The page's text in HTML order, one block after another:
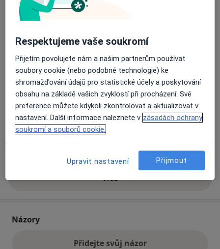
Sam. ord. lékaře spec. - oční
náměstí T. G. Masaryka 30,
Přiblížit mapuse otevře v nové záložce
Dostupnost
Na této adrese online kalendář není aktivní
Co mám v takové situaci udělat?
Způsoby platby (soukromé návštěvy)
Víceo adrese
Názory
Přidejte svůj názor
Respektujeme vaše soukromí
Přijetím povolujete nám a našim partnerům používat
soubory cookie (nebo podobné technologie) ke
shromažďování údajů pro statistické účely a poskytování
obsahu na základě vašich zvyklostí při procházení. Své
preference můžete kdykoli zkontrolovat a aktualizovat v
nastavení. Další informace naleznete v zásadách ochrany
soukromí a souborů cookie.
Upravit nastavení Přijmout